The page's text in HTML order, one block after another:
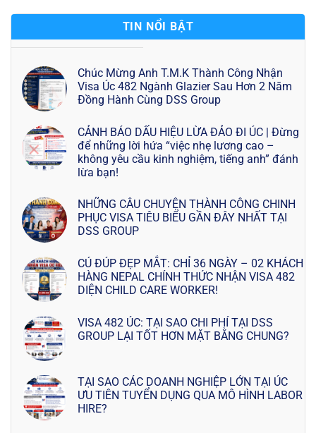
TIN NỔI BẬT
Chúc Mừng Anh T.M.K Thành Công Nhận
Visa Úc 482 Ngành Glazier Sau Hơn 2 Năm
Đồng Hành Cùng DSS Group
CẢNH BÁO DẤU HIỆU LỪA ĐẢO ĐI ÚC | Đừng
để những lời hứa “việc nhẹ lương cao –
không yêu cầu kinh nghiệm, tiếng anh” đánh
lừa bạn!
NHỮNG CÂU CHUYỆN THÀNH CÔNG CHINH
PHỤC VISA TIÊU BIỂU GẦN ĐÂY NHẤT TẠI
DSS GROUP
CÚ ĐÚP ĐẸP MẮT: CHỈ 36 NGÀY – 02 KHÁCH
HÀNG NEPAL CHÍNH THỨC NHẬN VISA 482
DIỆN CHILD CARE WORKER!
VISA 482 ÚC: TẠI SAO CHI PHÍ TẠI DSS
GROUP LẠI TỐT HƠN MẶT BẰNG CHUNG?
TẠI SAO CÁC DOANH NGHIỆP LỚN TẠI ÚC
ƯU TIÊN TUYỂN DỤNG QUA MÔ HÌNH LABOR
HIRE?